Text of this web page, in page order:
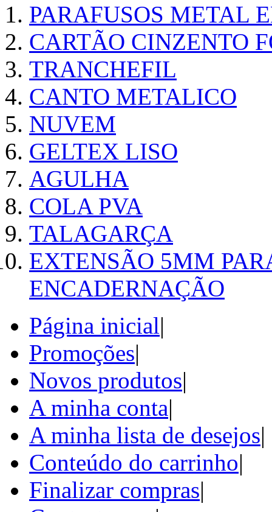
PARAFUSOS METAL
CARTÃO CINZENTO
TRANCHEFIL
CANTO METALICO
NUVEM
GELTEX LISO
AGULHA
COLA PVA
TALAGARÇA
EXTENSÃO 5MM
ENCADERNAÇÃO
Página inicial|
Promoções|
Novos produtos|
A minha conta|
A minha lista de desejos|
Conteúdo do carrinho|
Finalizar compras|